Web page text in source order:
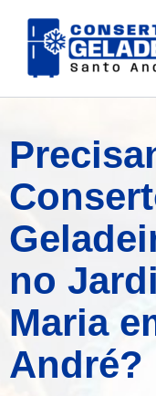
para
no
Maria
André?